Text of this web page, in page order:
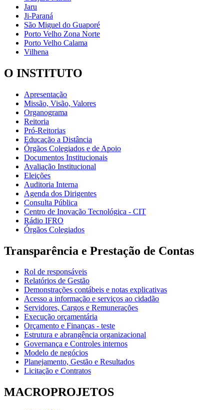
Jaru
Ji-Paraná
São Miguel do Guaporé
Porto Velho Zona Norte
Porto Velho Calama
Vilhena
O INSTITUTO
Apresentação
Missão, Visão, Valores
Organograma
Reitoria
Pró-Reitorias
Educação a Distância
Órgãos Colegiados e de Apoio
Documentos Institucionais
Avaliação Institucional
Eleições
Auditoria Interna
Agenda dos Dirigentes
Consulta Pública
Centro de Inovação Tecnológica - CIT
Rádio IFRO
Órgãos Colegiados
Transparência e Prestação de Contas
Rol de responsáveis
Relatórios de Gestão
Demonstrações contábeis e notas explicativas
Acesso a informação e serviços ao cidadão
Servidores, Cargos e Remunerações
Execução orçamentária
Orçamento e Finanças - teste
Estrutura e abrangência organizacional
Governança e Controles internos
Modelo de negócios
Planejamento, Gestão e Resultados
Licitação e Contratos
MACROPROJETOS